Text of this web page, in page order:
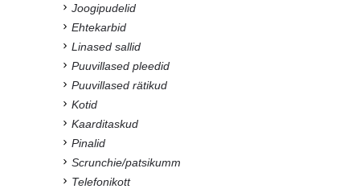
Joogipudelid
Ehtekarbid
Linased sallid
Puuvillased pleedid
Puuvillased rätikud
Kotid
Kaarditaskud
Pinalid
Scrunchie/patsikumm
Telefonikott